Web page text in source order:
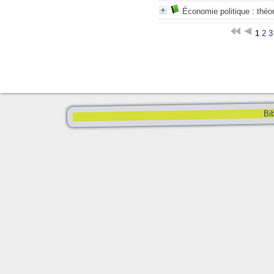
Économie politique :
1 2 3